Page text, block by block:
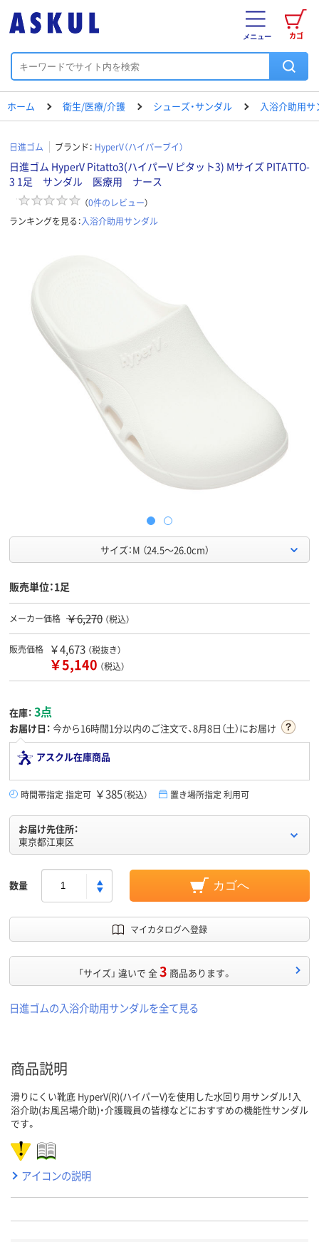
カゴ
メニュー
ホーム 衛生/医療/介護 シューズ・サンダル 入浴介助用サ
日進ゴム ブランド： HyperV（ハイパーブイ）
日進ゴム HyperV Pitatto3(ハイパーV ピタット3) Mサイズ PITATTO-
3 1足 サンダル 医療用 ナース
（0件のレビュー）
ランキングを見る：入浴介助用サンダル
サイズ：M （24.5～26.0cm）
販売単位：1足
メーカー価格 ￥6,270 （税込）
販売価格 ￥4,673 （税抜き）
￥5,140 （税込）
在庫： 3点
お届け日： 今から16時間1分以内のご注文で、8月8日（土）にお届け
アスクル在庫商品
時間帯指定 指定可 ￥385（税込） 置き場所指定 利用可
お届け先住所：
東京都江東区
数量 カゴへ
マイカタログへ登録
「サイズ」 違いで 全3 商品あります。
日進ゴムの入浴介助用サンダルを全て見る
商品説明
滑りにくい靴底 HyperV(R)(ハイパーV)を使用した水回り用サンダル！入
浴介助(お風呂場介助)・介護職員の皆様などにおすすめの機能性サンダル
です。
アイコンの説明